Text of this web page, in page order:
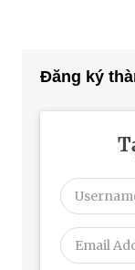
Đăng ký